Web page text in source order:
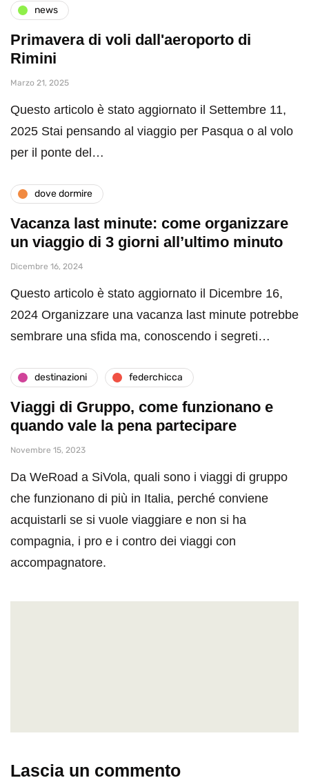
news
Primavera di voli dall'aeroporto di
Rimini
Marzo 21, 2025
Questo articolo è stato aggiornato il Settembre 11,
2025 Stai pensando al viaggio per Pasqua o al volo
per il ponte del…
dove dormire
Vacanza last minute: come organizzare
un viaggio di 3 giorni all’ultimo minuto
Dicembre 16, 2024
Questo articolo è stato aggiornato il Dicembre 16,
2024 Organizzare una vacanza last minute potrebbe
sembrare una sfida ma, conoscendo i segreti…
destinazioni federchicca
Viaggi di Gruppo, come funzionano e
quando vale la pena partecipare
Novembre 15, 2023
Da WeRoad a SiVola, quali sono i viaggi di gruppo
che funzionano di più in Italia, perché conviene
acquistarli se si vuole viaggiare e non si ha
compagnia, i pro e i contro dei viaggi con
accompagnatore.
Lascia un commento